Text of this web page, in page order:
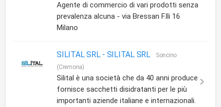
Agente di commercio di vari prodotti senza
prevalenza alcuna - via Bressan F.lli 16
Milano
SILITAL SRL - SILITAL SRL
Soncino
(Cremona)
Silital è una società che da 40 anni produce
fornisce sacchetti disidratanti per le più
importanti aziende italiane e internazionali.